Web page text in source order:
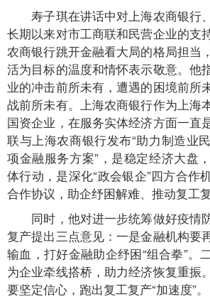
寿子琪在讲话中对上海农商银行
长期以来对市工商联和民营企业的支
农商银行跳开金融看大局的格局担当
活为目标的温度和情怀表示敬意。他
业的冲击前所未有，遭遇的困境前所
战前所未有。上海农商银行作为上海
国资企业，在服务实体经济方面一直
联与上海农商银行发布“助力制造业
项金融服务方案”，是稳定经济大盘
体行动，是深化“政会银企”四方合作
合作协议，助企纾困解难、推动复工
同时，他对进一步统筹做好疫情
复产提出三点意见：一是金融机构要
输血，打好金融助企纾困“组合拳”。
为企业牵线搭桥，助力经济恢复重振
要坚定信心，跑出复工复产“加速度”。